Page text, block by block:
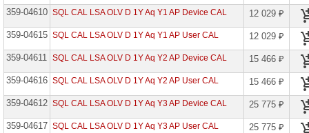
Компоненты
серверов
Источники
бесперебойного
питания
Российское
Программное
обеспечение
359-04610 SQL CAL LSA OLV D 1Y Aq Y1 AP Device CAL 12 029 ₽
359-04615 SQL CAL LSA OLV D 1Y Aq Y1 AP User CAL 12 029 ₽
359-04611 SQL CAL LSA OLV D 1Y Aq Y2 AP Device CAL 15 466 ₽
359-04616 SQL CAL LSA OLV D 1Y Aq Y2 AP User CAL 15 466 ₽
359-04612 SQL CAL LSA OLV D 1Y Aq Y3 AP Device CAL 25 775 ₽
359-04617 SQL CAL LSA OLV D 1Y Aq Y3 AP User CAL 25 775 ₽